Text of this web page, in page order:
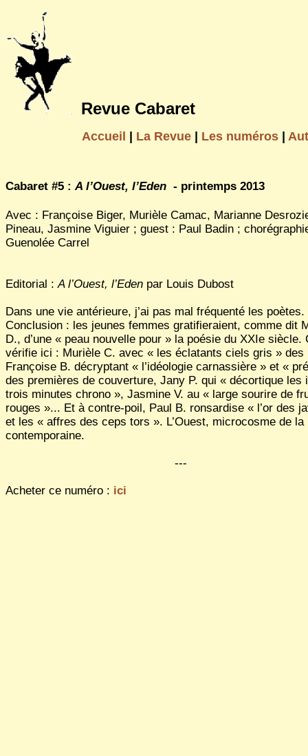
Revue Cabaret
Accueil La Revue Les numéros
Cabaret #5 : A l’Ouest, l’Eden - printemps 2013
Avec : Françoise Biger, Murièle Camac, Marianne
Pineau, Jasmine Viguier ; guest : Paul Badin ;
Guenolée Carrel
Editorial : A l’Ouest, l’Eden par Louis Dubost
Dans une vie antérieure, j’ai pas mal fréquenté les poètes.
Conclusion : les jeunes femmes gratifieraient, comme dit
D., d’une « peau nouvelle pour » la poésie du XXIe siècle.
vérifie ici : Murièle C. avec « les éclatants ciels gris » des
Françoise B. décryptant « l’idéologie carnassière » et «
des premières de couverture, Jany P. qui « décortique les
trois minutes chrono », Jasmine V. au « large sourire de
rouges »... Et à contre-poil, Paul B. ronsardise « l’or des
et les « affres des ceps tors ». L’Ouest, microcosme de la
contemporaine.
---
Acheter ce numéro : ici